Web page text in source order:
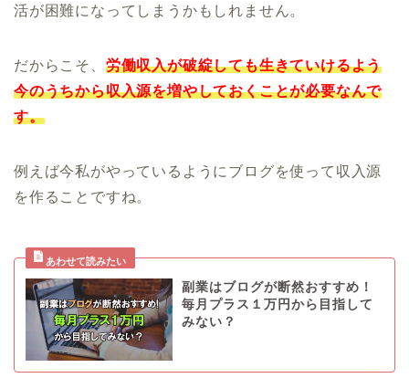
活が困難になってしまうかもしれません。
だからこそ、 労働収入が破綻しても生きていけるよう
今のうちから収入源を増やしておくことが必要なんで
す。
例えば今私がやっているようにブログを使って収入源
を作ることですね。
副業はブログが断然おすすめ！
毎月プラス１万円から目指して
みない？